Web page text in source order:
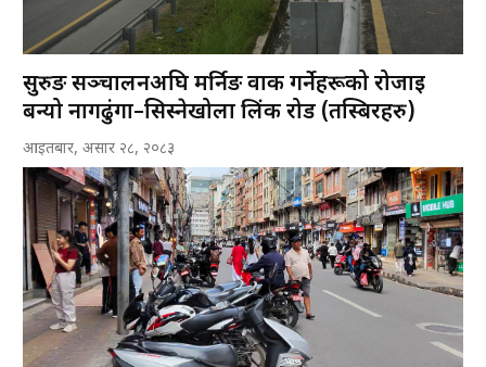
सुरुङ सञ्चालनअघि मर्निङ वाक गर्नेहरूको रोजाइ
बन्यो नागढुंगा–सिस्नेखोला लिंक रोड (तस्बिरहरु)
आइतबार, असार २८, २०८३